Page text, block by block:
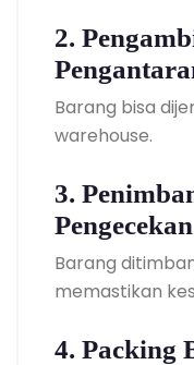
2.
Barang bisa
warehouse.
3.
Pengecekan
Barang
memastikan
4. Packing